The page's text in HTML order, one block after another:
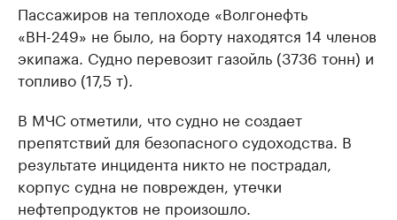
Пассажиров на теплоходе «Волгонефть
«ВН-249» не было, на борту находятся 14 членов
экипажа. Судно перевозит газойль (3736 тонн) и
топливо (17,5 т).
В МЧС отметили, что судно не создает
препятствий для безопасного судоходства. В
результате инцидента никто не пострадал,
корпус судна не поврежден, утечки
нефтепродуктов не произошло.